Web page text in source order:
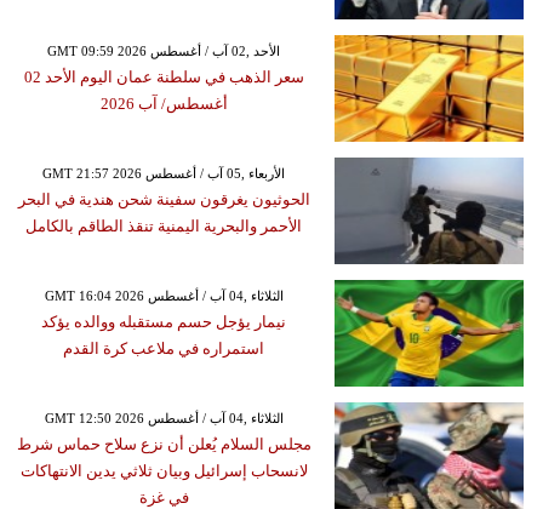
GMT 09:59 2026 الأحد ,02 آب / أغسطس
سعر الذهب في سلطنة عمان اليوم الأحد 02
أغسطس/ آب 2026
GMT 21:57 2026 الأربعاء ,05 آب / أغسطس
الحوثيون يغرقون سفينة شحن هندية في البحر
الأحمر والبحرية اليمنية تنقذ الطاقم بالكامل
GMT 16:04 2026 الثلاثاء ,04 آب / أغسطس
نيمار يؤجل حسم مستقبله ووالده يؤكد
استمراره في ملاعب كرة القدم
GMT 12:50 2026 الثلاثاء ,04 آب / أغسطس
مجلس السلام يُعلن أن نزع سلاح حماس شرط
لانسحاب إسرائيل وبيان ثلاثي يدين الانتهاكات
في غزة